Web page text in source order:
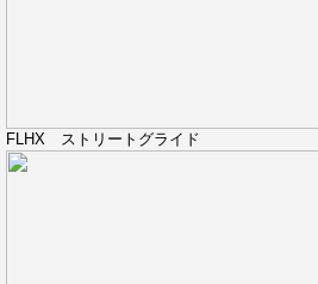
FLHX ストリートグライド